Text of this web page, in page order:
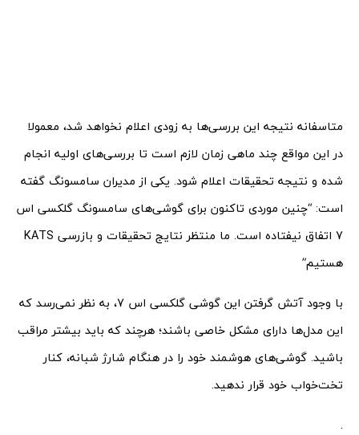
متاسفانه نتیجه این بررسی‌ها به زودی اعلام نخواهد شد، معمولا
در این مواقع چند ماهی زمان لازم است تا بررسی‌های اولیه انجام
شده و نتیجه تحقیقات اعلام شود. یکی از مدیران سامسونگ گفته
است: “چنین موردی تاکنون برای گوشی‌های سامسونگ گلکسی اس
7 اتفاق نیفتاده است. ما منتظر نتایج تحقیقات و بازرسی KATS
هستیم”
با وجود آتش گرفتن این گوشی گلکسی اس 7، به نظر نمی‌رسد که
این مدل‌ها دارای مشکل خاصی باشند؛ هرچند که باید بیشتر مراقب
باشید. گوشی‌های هوشمند خود را در هنگام شارژ شبانه، کنار
تخت‌خواب خود قرار ندهید.
.